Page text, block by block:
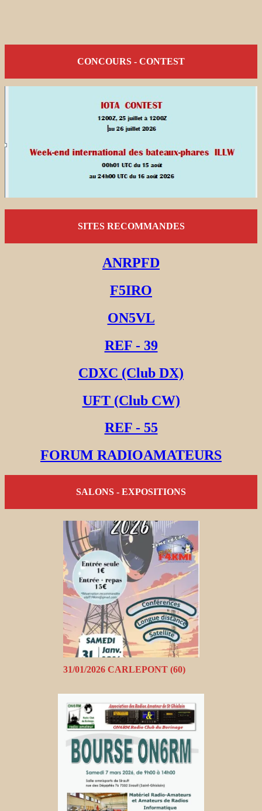
CONCOURS - CONTEST
SITES RECOMMANDES
ANRPFD
F5IRO
ON5VL
REF - 39
CDXC (Club DX)
UFT (Club CW)
REF - 55
FORUM RADIOAMATEURS
SALONS - EXPOSITIONS
31/01/2026 CARLEPONT (60)